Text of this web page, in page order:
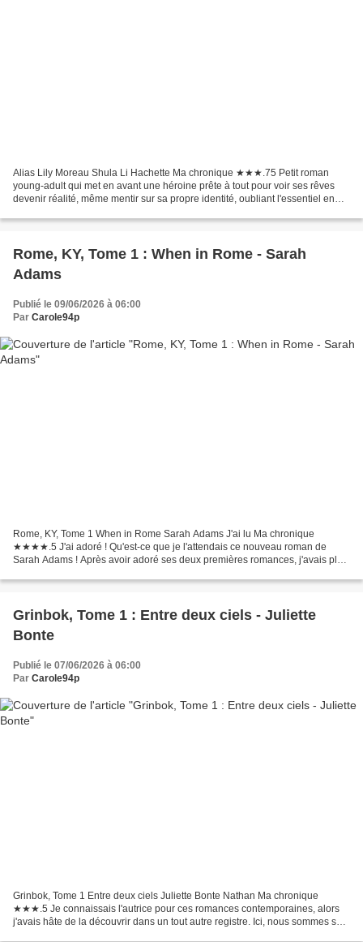
Alias Lily Moreau Shula Li Hachette Ma chronique ★★★.75 Petit roman
young-adult qui met en avant une héroine prête à tout pour voir ses rêves
devenir réalité, même mentir sur sa propre identité, oubliant l'essentiel en
Rome, KY, Tome 1 : When in Rome - Sarah
Adams
Publié le 09/06/2026 à 06:00
Par Carole94p
Rome, KY, Tome 1 When in Rome Sarah Adams J'ai lu Ma chronique
★★★★.5 J'ai adoré ! Qu'est-ce que je l'attendais ce nouveau roman de
Sarah Adams ! Après avoir adoré ses deux premières romances, j'avais plus
Grinbok, Tome 1 : Entre deux ciels - Juliette
Bonte
Publié le 07/06/2026 à 06:00
Par Carole94p
Grinbok, Tome 1 Entre deux ciels Juliette Bonte Nathan Ma chronique
★★★.5 Je connaissais l'autrice pour ces romances contemporaines, alors
j'avais hâte de la découvrir dans un tout autre registre. Ici, nous sommes sur